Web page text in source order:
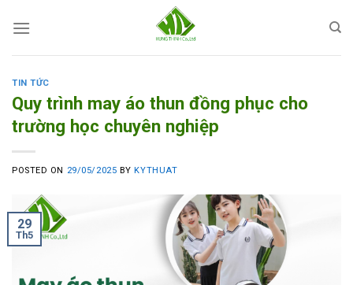
TIN TỨC
Quy trình may áo thun đồng phục cho
trường học chuyên nghiệp
POSTED ON 29/05/2025 BYKYTHUAT
29
Th5